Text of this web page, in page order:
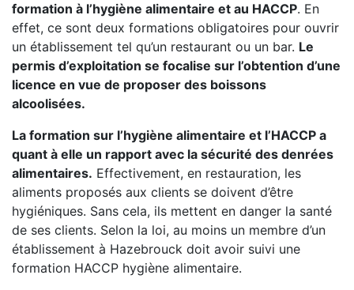
formation à l’hygiène alimentaire et au HACCP. En
effet, ce sont deux formations obligatoires pour ouvrir
un établissement tel qu’un restaurant ou un bar. Le
permis d’exploitation se focalise sur l’obtention d’une
licence en vue de proposer des boissons
alcoolisées.
La formation sur l’hygiène alimentaire et l’HACCP a
quant à elle un rapport avec la sécurité des denrées
alimentaires. Effectivement, en restauration, les
aliments proposés aux clients se doivent d’être
hygiéniques. Sans cela, ils mettent en danger la santé
de ses clients. Selon la loi, au moins un membre d’un
établissement à Hazebrouck doit avoir suivi une
formation HACCP hygiène alimentaire.